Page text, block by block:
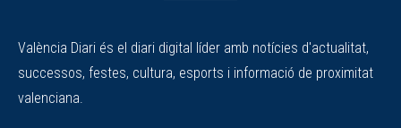
València Diari és el diari digital líder amb notícies d'actualitat,
successos, festes, cultura, esports i informació de proximitat
valenciana.